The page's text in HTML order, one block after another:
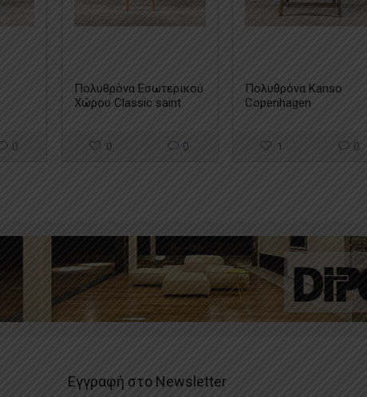
0
Πολυθρόνα Εσωτερικού
Χώρου Classic saint
0 0
Πολυθρόνα Kanso
Copenhagen
1 0
Εγγραφή στο Newsletter